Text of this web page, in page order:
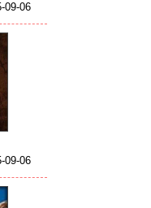
09-06
09-06